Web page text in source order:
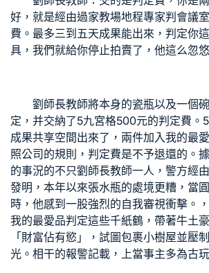
好，就是經由過家教場地程專家判 會議
費。最多三到五天成果能出來，判定你
具，我們就給你停止拍賣了，他這么忽
劉師長教師將本身的瓷瓶以及一個
定，并交納了5九宮格500元的判定費。
成果共享空間出來了，兩件加入我的最
照公司的規則，判定費是不予退還的。
的事況的不只劉師長教師一人，警方經
發明，本年以來張水瓶的處境更糟，當
時，他感到一股強烈的自我審視衝擊。
我的最愛品判定這些千紙鶴，帶著牛土
「財富佔有慾」，試圖包裹小樹屋並壓
光。相干的報警記載，上當事主多為古